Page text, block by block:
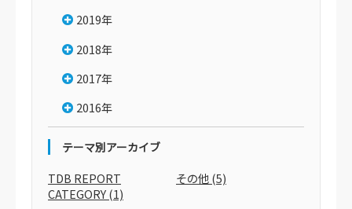
2019年
2018年
2017年
2016年
テーマ別アーカイブ
TDB REPORT
CATEGORY(1)
その他(5)